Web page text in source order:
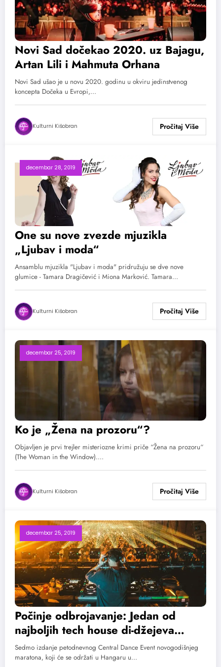
Novi Sad dočekao 2020. uz Bajagu,
Artan Lili i Mahmuta Orhana
Novi Sad ušao je u novu 2020. godinu u okviru jedinstvenog
koncepta Dočeka u Evropi,…
Kulturni Kišobran
decembar 28, 2019
One su nove zvezde mjuzikla
„Ljubav i moda“
Ansamblu mjuzikla "Ljubav i moda" pridružuju se dve nove
glumice - Tamara Dragičević i Miona Marković. Tamara…
Kulturni Kišobran
decembar 25, 2019
Ko je „Žena na prozoru“?
Objavljen je prvi trejler misteriozne krimi priče “Žena na prozoru“
(The Woman in the Window).…
Kulturni Kišobran
decembar 25, 2019
Počinje odbrojavanje: Jedan od
najboljih tech house di-džejeva
nastupa na Central Dance Event-u u
Beogradu
Sedmo izdanje petodnevnog Central Dance Event novogodišnjeg
maratona, koji će se održati u Hangaru u…